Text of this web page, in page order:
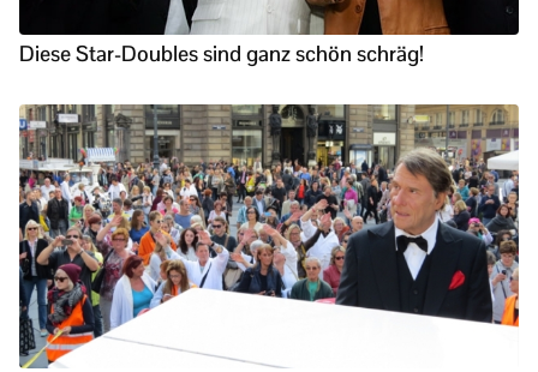
Diese Star-Doubles sind ganz schön schräg!